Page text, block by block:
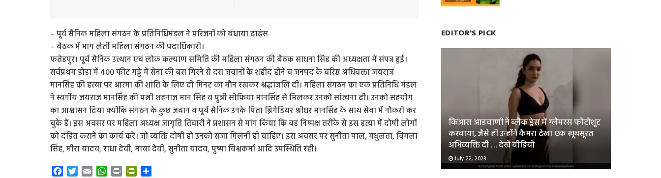
– पूर्व सैनिक महिला संगठन के प्रतिनिधिमंडल ने परिजनों को बंधाया ढाढंस
– बैठक में भाग लेतीं महिला संगठन की पदाधिकारी।
फतेहपुर। पूर्व सैनिक उत्थान एवं लोक कल्याण समिति की महिला संगठन की बैठक साधना सिंह की अध्यक्षता में संपन्न हुई।
सर्वप्रथम डोडा में 400 फीट गड्ढे में सेना की बस गिरने से दस जवानों के शहीद होने व जनपद के वरिष्ठ अधिवक्ता जयराज
मानसिंह की हत्या पर आत्मा की शांति के लिए दो मिनट का मौन रखकर श्रद्धांजलि दी। महिला संगठन का एक प्रतिनिधि मंडल
ने स्वर्गीय जयराज मानसिंह की पत्नी शहनाज मान सिंह व पुत्री सोफिया मानसिंह से मिलकर उनको सांत्वना दी। उनको सहयोग
का आश्वासन दिया क्योंकि संगठन के कुछ जवान व पूर्व सैनिक उनके पिता ब्रिगेडियर श्रीधर मानसिंह के साथ सेवा में नौकरी कर
चुके हैं। इस अवसर पर महिला अध्यक्ष जागृति तिवारी ने प्रशासन से मांग किया कि वह निष्पक्ष तरीके से इस हत्या में दोषी लोगों
को दंडित कराने का कार्य करें। जो व्यक्ति दोषी हो उनको सजा मिलनी ही चाहिए। इस अवसर पर सुनीता पाल, मधुलता, विमला
सिंह, मीरा यादव, राधा देवी, माया देवी, सुनीता यादव, पुष्पा विश्वकर्मा आदि उपस्थिति रही।
T
W
P
P
EDITOR'S PICK
किआरा आडवाणी ने ब्लैक ड्रेस में ग्लैमरस फोटोशूट
करवाया, जैसे ही उन्होंने कैमरा देखा एक खूबसूरत
अभिव्यक्ति दी … देखें वीडियो
July 22, 2023